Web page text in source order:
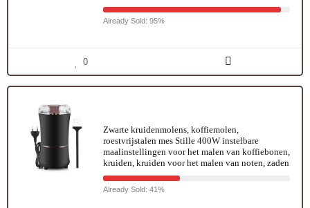
Already Sold: 95%
0
Zwarte kruidenmolens, koffiemolen,
roestvrijstalen mes Stille 400W instelbare
maalinstellingen voor het malen van koffiebonen,
kruiden, kruiden voor het malen van noten, zaden
Already Sold: 41%